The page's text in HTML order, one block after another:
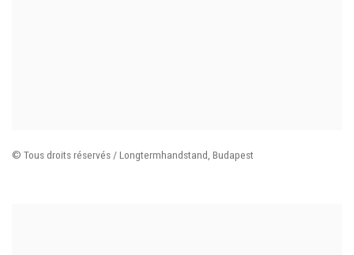
© Tous droits réservés / Longtermhandstand Budapest